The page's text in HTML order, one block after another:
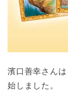
濱口善幸さん
始しました。